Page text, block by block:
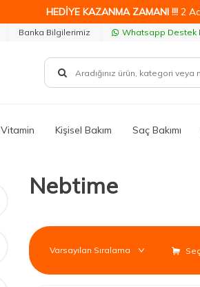
HEDİYE KAZANMA ZAMANI !!! 2
Banka Bilgilerimiz Whatsapp Destek
Vitamin Kişisel Bakım Saç Bakımı
Nebtime